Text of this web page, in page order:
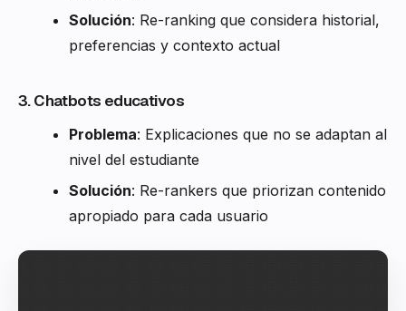
Solución: Re-ranking que considera historial,
preferencias y contexto actual
3. Chatbots educativos
Problema: Explicaciones que no se adaptan al
nivel del estudiante
Solución: Re-rankers que priorizan contenido
apropiado para cada usuario